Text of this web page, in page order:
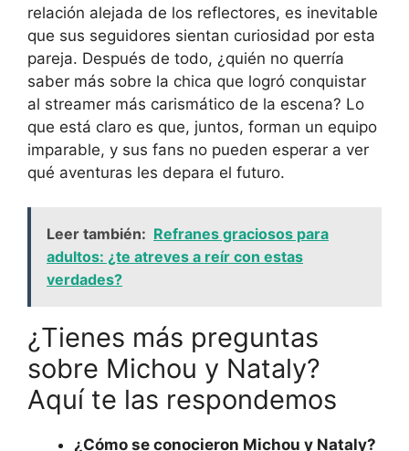
relación alejada de los reflectores, es inevitable
que sus seguidores sientan curiosidad por esta
pareja. Después de todo, ¿quién no querría
saber más sobre la chica que logró conquistar
al streamer más carismático de la escena? Lo
que está claro es que, juntos, forman un equipo
imparable, y sus fans no pueden esperar a ver
qué aventuras les depara el futuro.
Leer también: Refranes graciosos para
adultos: ¿te atreves a reír con estas
verdades?
¿Tienes más preguntas
sobre Michou y Nataly?
Aquí te las respondemos
¿Cómo se conocieron Michou y Nataly?